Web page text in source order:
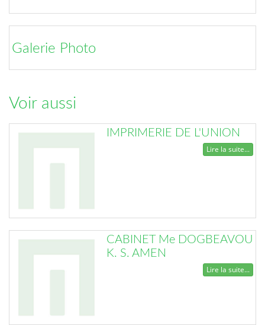
Galerie Photo
Voir aussi
IMPRIMERIE DE L'UNION
Lire la suite...
CABINET Me DOGBEAVOU
K. S. AMEN
Lire la suite...